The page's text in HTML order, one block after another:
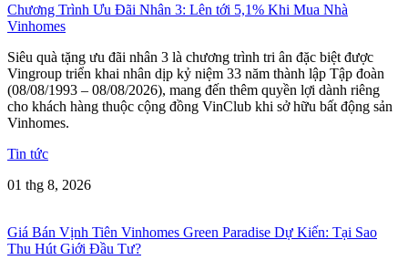
Chương Trình Ưu Đãi Nhân 3: Lên tới 5,1% Khi Mua Nhà
Vinhomes
Siêu quà tặng ưu đãi nhân 3 là chương trình tri ân đặc biệt được
Vingroup triển khai nhân dịp kỷ niệm 33 năm thành lập Tập đoàn
(08/08/1993 – 08/08/2026), mang đến thêm quyền lợi dành riêng
cho khách hàng thuộc cộng đồng VinClub khi sở hữu bất động sản
Vinhomes.
Tin tức
01 thg 8, 2026
Giá Bán Vịnh Tiên Vinhomes Green Paradise Dự Kiến: Tại Sao
Thu Hút Giới Đầu Tư?